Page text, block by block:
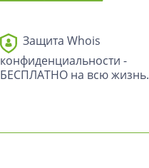
Защита Whois
конфиденциальности -
БЕСПЛАТНО на всю жизнь.